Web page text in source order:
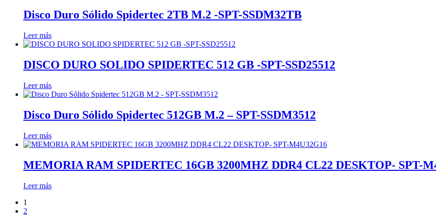
Disco Duro Sólido Spidertec 2TB M.2 -SPT-SSDM32TB
Leer más
DISCO DURO SOLIDO SPIDERTEC 512 GB -SPT-SSD25512
Leer más
Disco Duro Sólido Spidertec 512GB M.2 – SPT-SSDM3512
Leer más
MEMORIA RAM SPIDERTEC 16GB 3200MHZ DDR4 CL22 DESKTOP- SPT-
Leer más
1
2